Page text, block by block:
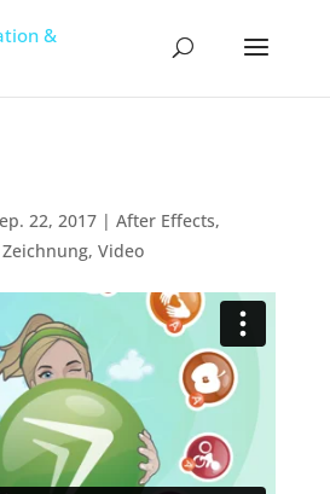
22, 2017| After Effects,
, Video